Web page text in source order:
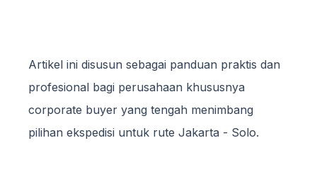
Artikel ini disusun sebagai panduan praktis dan
profesional bagi perusahaan khususnya
corporate buyer yang tengah menimbang
pilihan ekspedisi untuk rute Jakarta - Solo.